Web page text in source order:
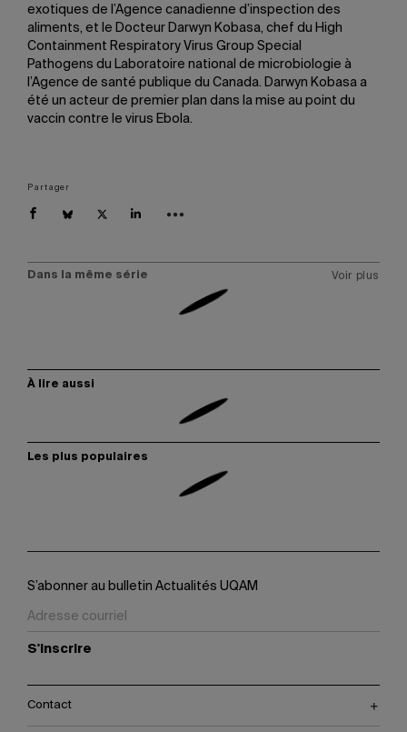
exotiques de l’Agence canadienne d’inspection des
aliments, et le Docteur Darwyn Kobasa, chef du High
Containment Respiratory Virus Group Special
Pathogens du Laboratoire national de microbiologie à
l’Agence de santé publique du Canada. Darwyn Kobasa a
été un acteur de premier plan dans la mise au point du
vaccin contre le virus Ebola.
Partager
Dans la même série Voir plus
À lire aussi
Les plus populaires
S’abonner au bulletin Actualités UQAM
S'inscrire
Contact